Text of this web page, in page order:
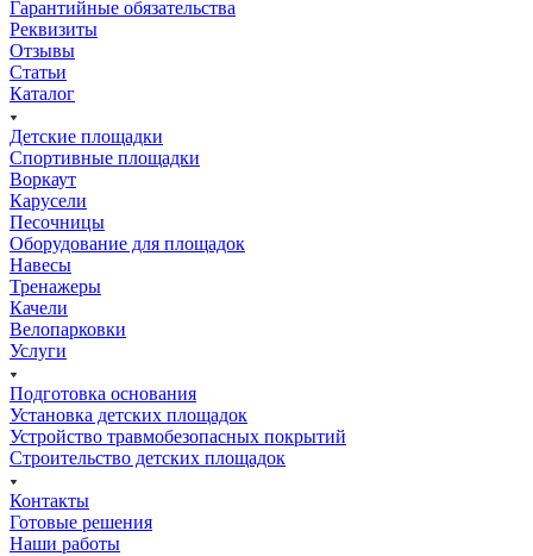
Гарантийные обязательства
Реквизиты
Отзывы
Статьи
Каталог
Детские площадки
Спортивные площадки
Воркаут
Карусели
Песочницы
Оборудование для площадок
Навесы
Тренажеры
Качели
Велопарковки
Услуги
Подготовка основания
Установка детских площадок
Устройство травмобезопасных покрытий
Строительство детских площадок
Контакты
Готовые решения
Наши работы